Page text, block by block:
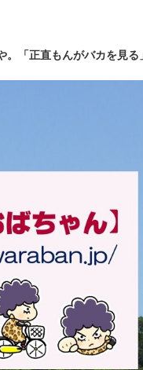
。「正直もんがバカを見